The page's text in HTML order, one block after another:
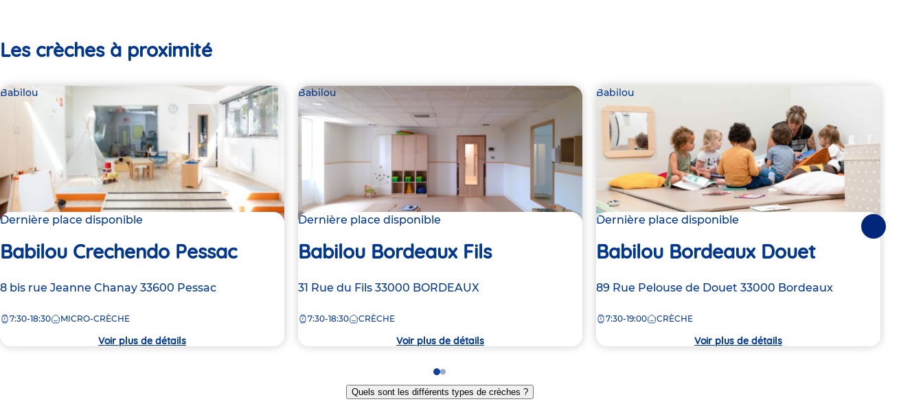
Les crèches à proximité
Babilou
Dernière place disponible
Babilou Crechendo Pessac
Adresse
la
8 bis rue Jeanne Chanay 33600 Pessac
7:30-18:30 MICRO-CRÈCHE
Voir plus de détails
Babilou
Dernière place disponible
Babilou Bordeaux Fils
Adresse
la
31 Rue du Fils 33000 BORDEAUX
7:30-18:30 CRÈCHE
Voir plus de détails
Babilou
Dernière place disponible
Babilou Bordeaux Douet
Adresse
la
89 Rue Pelouse de Douet 33000 Bordeaux
7:30-19:00 CRÈCHE
Voir plus de détails
Suivantes
Go
to
slide
Go
to
slide
Quels sont les différents types de crèches ?